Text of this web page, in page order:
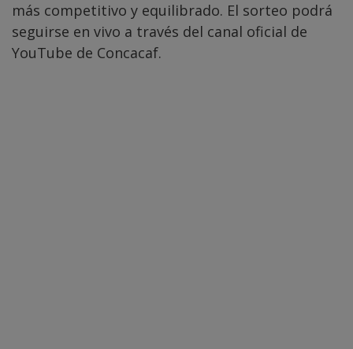
más competitivo y equilibrado. El sorteo podrá
seguirse en vivo a través del canal oficial de
YouTube de Concacaf.